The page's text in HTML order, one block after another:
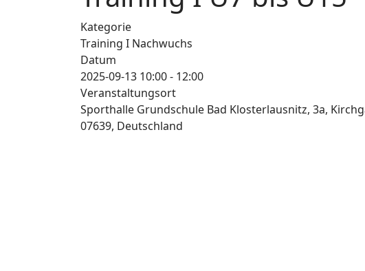
Kategorie
Training I Nachwuchs
Datum
2025-09-13 10:00- 12:00
Veranstaltungsort
Sporthalle Grundschule Bad Klosterlausnitz, 3a,
07639, Deutschland